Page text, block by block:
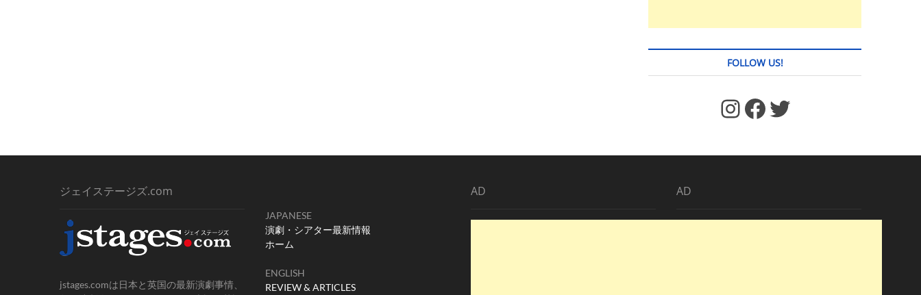
FOLLOW US!
https://www.facebook.com/jstages/ Facebook Twitter
ジェイステージズ.com
jstages.comは日本と英国の最新演劇事情、
JAPANESE
演劇・シアター最新情報
ホーム
ENGLISH
REVIEW & ARTICLES
AD AD